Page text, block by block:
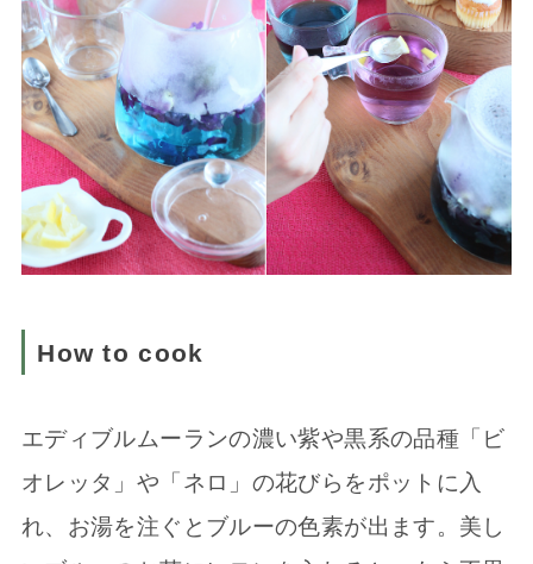
How to cook
エディブルムーランの濃い紫や黒系の品種「ビ
オレッタ」や「ネロ」の花びらをポットに入
れ、お湯を注ぐとブルーの色素が出ます。美し